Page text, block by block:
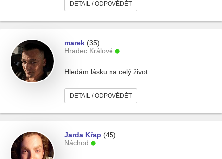
DETAIL / ODPOVĚDĚT
marek (35)
Hradec Králové
Hledám lásku na celý život
DETAIL / ODPOVĚDĚT
Jarda Křap (45)
Náchod